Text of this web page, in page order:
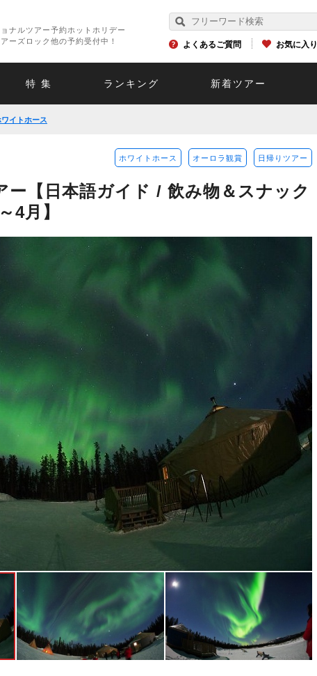
ナルツアー予約ホットホリデー
ーズロック他の予約受付中！
よくあるご質問 お気に入り
特 集 ランキング 新着ツアー
ワイトホース
ホワイトホース オーロラ観賞 日帰りツアー
ー【日本語ガイド / 飲み物＆スナック
4月】